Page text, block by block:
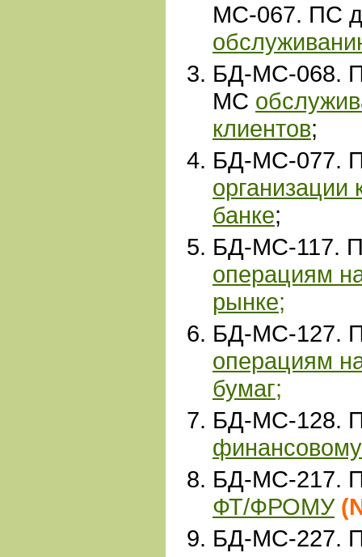
МС-067. ПС
БД-МС-068.
МС
клиентов;
БД-МС-077.
организации
банке;
БД-МС-117.
операциям
рынке;
БД-МС-127.
операциям
бумаг;
БД-МС-128.
БД-МС-217.
ФТ/ФРОМУ
БД-МС-227.